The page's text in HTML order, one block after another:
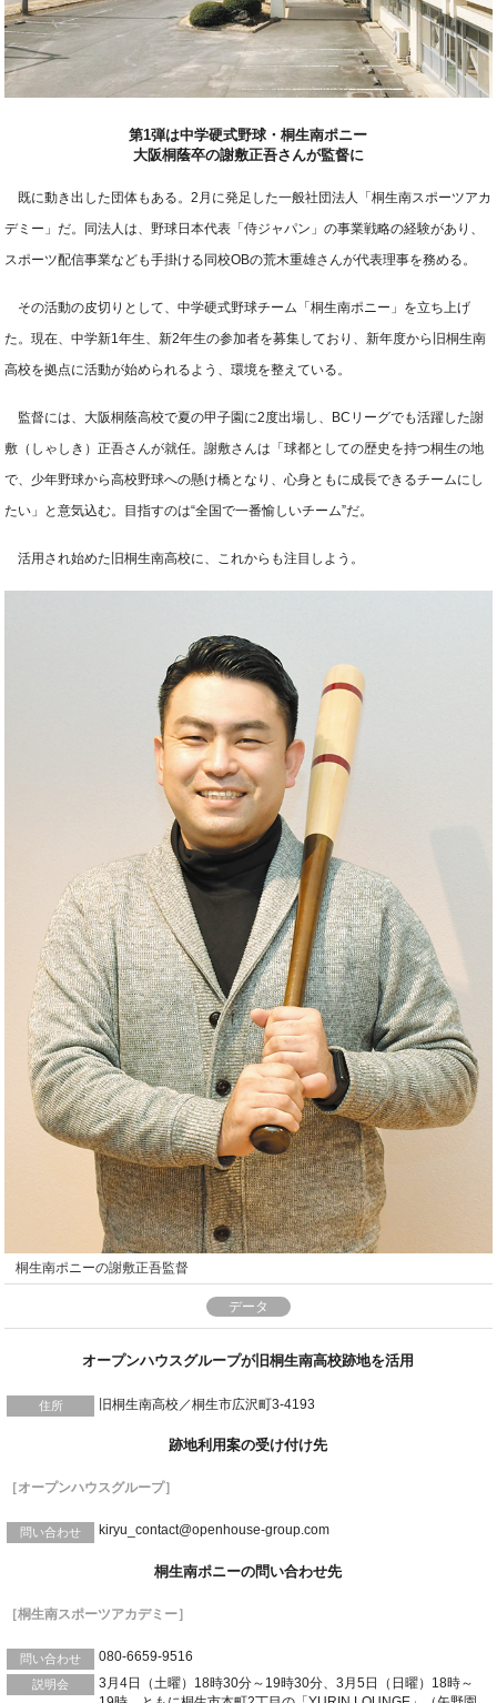
第1弾は中学硬式野球・桐生南ポニー
大阪桐蔭卒の謝敷正吾さんが監督に
既に動き出した団体もある。2月に発足した一般社団法人「桐生南スポーツアカ
デミー」だ。同法人は、野球日本代表「侍ジャパン」の事業戦略の経験があり、
スポーツ配信事業なども手掛ける同校OBの荒木重雄さんが代表理事を務める。
その活動の皮切りとして、中学硬式野球チーム「桐生南ポニー」を立ち上げ
た。現在、中学新1年生、新2年生の参加者を募集しており、新年度から旧桐生南
高校を拠点に活動が始められるよう、環境を整えている。
監督には、大阪桐蔭高校で夏の甲子園に2度出場し、BCリーグでも活躍した謝
敷（しゃしき）正吾さんが就任。謝敷さんは「球都としての歴史を持つ桐生の地
で、少年野球から高校野球への懸け橋となり、心身ともに成長できるチームにし
たい」と意気込む。目指すのは“全国で一番愉しいチーム”だ。
活用され始めた旧桐生南高校に、これからも注目しよう。
桐生南ポニーの謝敷正吾監督
データ
オープンハウスグループが旧桐生南高校跡地を活用
住所 旧桐生南高校／桐生市広沢町3-4193
跡地利用案の受け付け先
［オープンハウスグループ］
問い合わせ kiryu_contact@openhouse-group.com
桐生南ポニーの問い合わせ先
［桐生南スポーツアカデミー］
問い合わせ 080-6659-9516
説明会
3月4日（土曜）18時30分～19時30分、3月5日（日曜）18時～